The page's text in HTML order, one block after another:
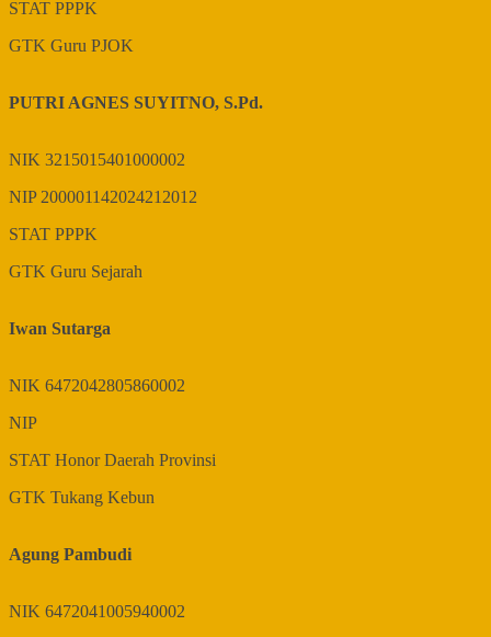
STAT PPPK
GTK Guru PJOK
PUTRI AGNES SUYITNO, S.Pd.
NIK 3215015401000002
NIP 200001142024212012
STAT PPPK
GTK Guru Sejarah
Iwan Sutarga
NIK 6472042805860002
NIP
STAT Honor Daerah Provinsi
GTK Tukang Kebun
Agung Pambudi
NIK 6472041005940002